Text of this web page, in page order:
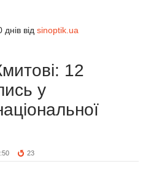
від sinoptik.ua
12
у
23